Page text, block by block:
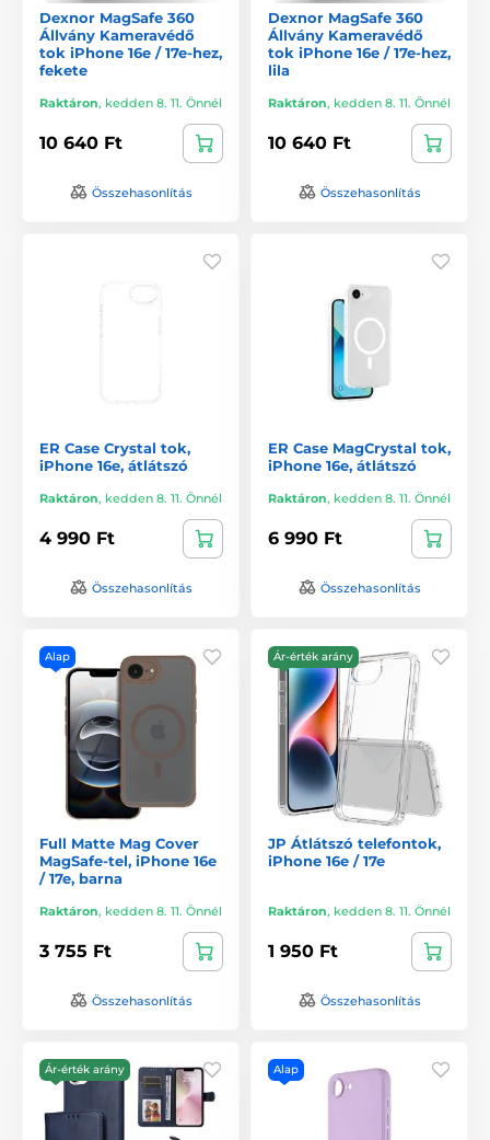
Dexnor MagSafe 360
Állvány Kameravédő
tok iPhone 16e / 17e-hez,
fekete
Raktáron, kedden 8. 11. Önnél
10 640 Ft
Összehasonlítás
Dexnor MagSafe 360
Állvány Kameravédő
tok iPhone 16e / 17e-hez,
lila
Raktáron, kedden 8. 11. Önnél
10 640 Ft
Összehasonlítás
ER Case Crystal tok,
iPhone 16e, átlátszó
Raktáron, kedden 8. 11. Önnél
4 990 Ft
Összehasonlítás
ER Case MagCrystal tok,
iPhone 16e, átlátszó
Raktáron, kedden 8. 11. Önnél
6 990 Ft
Összehasonlítás
Alap
Full Matte Mag Cover
MagSafe-tel, iPhone 16e
/ 17e, barna
Raktáron, kedden 8. 11. Önnél
3 755 Ft
Összehasonlítás
Ár-érték arány
JP Átlátszó telefontok,
iPhone 16e / 17e
Raktáron, kedden 8. 11. Önnél
1 950 Ft
Összehasonlítás
Ár-érték arány Alap